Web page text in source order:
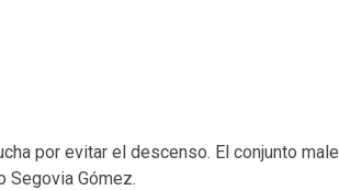
por evitar el descenso. El conjunto
Segovia Gómez.